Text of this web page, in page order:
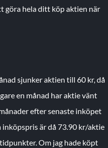
göra hela ditt köp aktien när
sjunker aktien till 60 kr, då
en månad har aktie vänt
efter senaste inköpet
är då 73.90 kr/aktie
Om jag hade köpt